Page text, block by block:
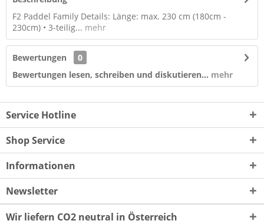
F2 Paddel Family Details: Länge: max. 230 cm (180cm -
230cm) • 3-teilig... mehr
Bewertungen
0
Bewertungen lesen, schreiben und diskutieren... mehr
Service Hotline
Shop Service
Informationen
Newsletter
Wir liefern CO2 neutral in Österreich